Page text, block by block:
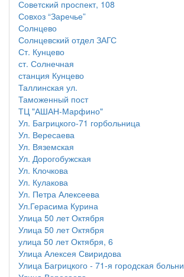
Советский проспект, 108
Совхоз “Заречье”
Солнцево
Солнцевский отдел ЗАГС
Ст. Кунцево
ст. Солнечная
станция Кунцево
Таллинская ул.
Таможенный пост
ТЦ "АШАН-Марфино"
Ул. Багрицкого-71 горбольница
Ул. Вересаева
Ул. Вяземская
Ул. Дорогобужская
Ул. Клочкова
Ул. Кулакова
Ул. Петра Алексеева
Ул.Герасима Курина
Улица 50 лет Октября
Улица 50 лет Октября
улица 50 лет Октября, 6
Улица Алексея Свиридова
Улица Багрицкого - 71-я городская больни